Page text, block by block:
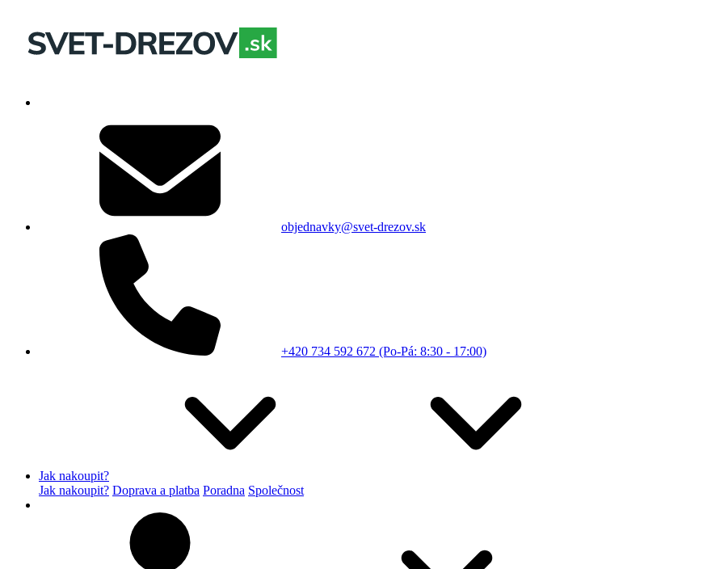
objednavky@svet-drezov.sk
+420 734 592 672 (Po-Pá: 8:30 - 17:00)
Jak nakoupit?
Jak nakoupit? Doprava a platba Poradna Společnost